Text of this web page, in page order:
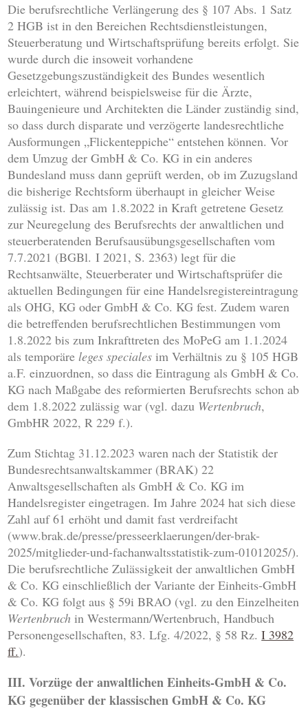
Die berufsrechtliche Verlängerung des § 107 Abs. 1 Satz
2 HGB ist in den Bereichen Rechtsdienstleistungen,
Steuerberatung und Wirtschaftsprüfung bereits erfolgt. Sie
wurde durch die insoweit vorhandene
Gesetzgebungszuständigkeit des Bundes wesentlich
erleichtert, während beispielsweise für die Ärzte,
Bauingenieure und Architekten die Länder zuständig sind,
so dass durch disparate und verzögerte landesrechtliche
Ausformungen „Flickenteppiche“ entstehen können. Vor
dem Umzug der GmbH & Co. KG in ein anderes
Bundesland muss dann geprüft werden, ob im Zuzugsland
die bisherige Rechtsform überhaupt in gleicher Weise
zulässig ist. Das am 1.8.2022 in Kraft getretene Gesetz
zur Neuregelung des Berufsrechts der anwaltlichen und
steuerberatenden Berufsausübungsgesellschaften vom
7.7.2021 (BGBl. I 2021, S. 2363) legt für die
Rechtsanwälte, Steuerberater und Wirtschaftsprüfer die
aktuellen Bedingungen für eine Handelsregistereintragung
als OHG, KG oder GmbH & Co. KG fest. Zudem waren
die betreffenden berufsrechtlichen Bestimmungen vom
1.8.2022 bis zum Inkrafttreten des MoPeG am 1.1.2024
als temporäreleges speciales im Verhältnis zu § 105 HGB
a.F. einzuordnen, so dass die Eintragung als GmbH & Co.
KG nach Maßgabe des reformierten Berufsrechts schon ab
dem 1.8.2022 zulässig war (vgl. dazu Wertenbruch,
GmbHR 2022, R 229 f.).
Zum Stichtag 31.12.2023 waren nach der Statistik der
Bundesrechtsanwaltskammer (BRAK) 22
Anwaltsgesellschaften als GmbH & Co. KG im
Handelsregister eingetragen. Im Jahre 2024 hat sich diese
Zahl auf 61 erhöht und damit fast verdreifacht
(www.brak.de/presse/presseerklaerungen/der-brak-
2025/mitglieder-und-fachanwaltsstatistik-zum-01012025/).
Die berufsrechtliche Zulässigkeit der anwaltlichen GmbH
& Co. KG einschließlich der Variante der Einheits-GmbH
& Co. KG folgt aus § 59i BRAO (vgl. zu den Einzelheiten
Wertenbruch in Westermann/Wertenbruch, Handbuch
Personengesellschaften, 83. Lfg. 4/2022, § 58 Rz.I 3982
ff.).
III. Vorzüge der anwaltlichen Einheits-GmbH & Co.
KG gegenüber der klassischen GmbH & Co. KG